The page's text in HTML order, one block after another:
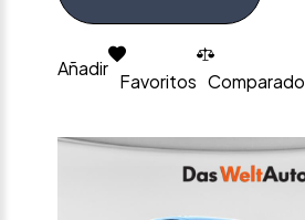
Añadir
Favoritos